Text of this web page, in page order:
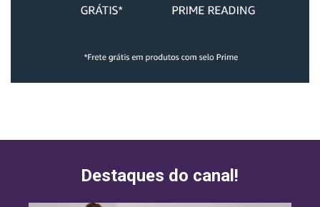
Destaques do canal!